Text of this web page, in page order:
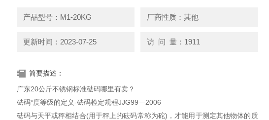
产品型号：M1-20KG 厂商性质：其他
更新时间：2023-07-25 访 问 量：1911
简要描述：
广东20公斤不锈钢标准砝码哪里有卖？
砝码*度等级的定义-砝码检定规程JJG99—2006
砝码与天平或秤相结合(用于秤上的砝码常称为砣)，才能用于测定其他物体的质